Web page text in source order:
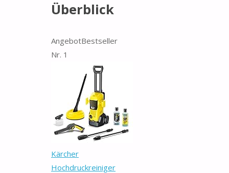
Überblick
AngebotBestseller
Nr. 1
Kärcher
Hochdruckreiniger